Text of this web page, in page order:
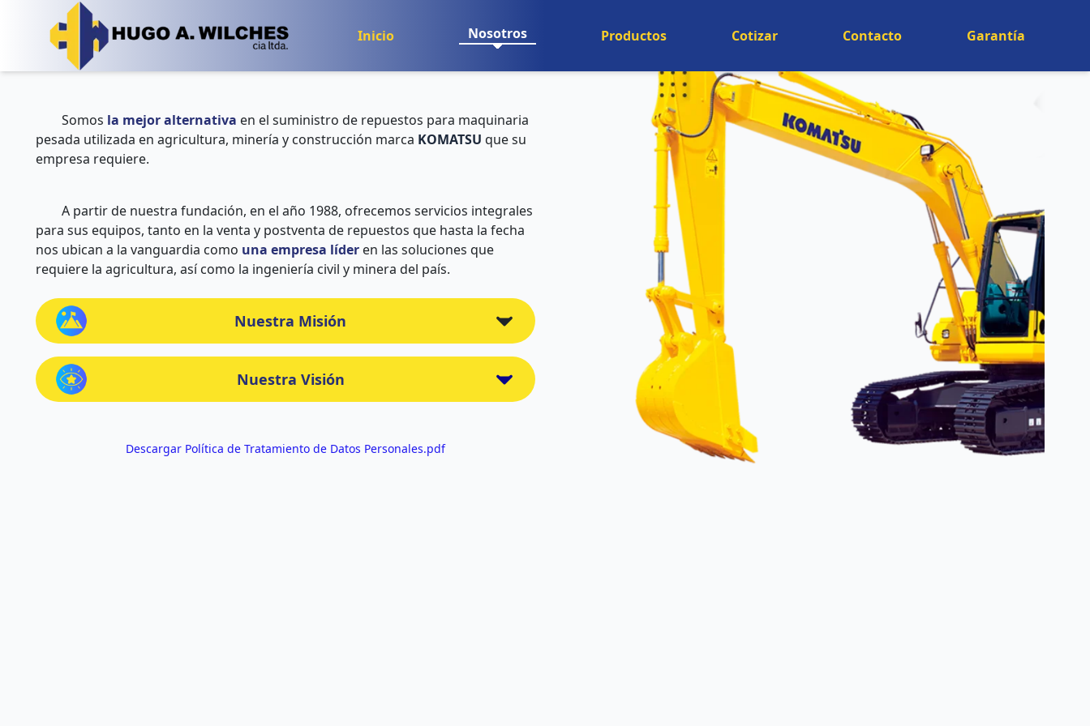
Inicio Nosotros Productos Cotizar Contacto Garantía
Somos la mejor alternativa en el suministro de repuestos para maquinaria
pesada utilizada en agricultura, minería y construcción marca KOMATSU que su
empresa requiere.
A partir de nuestra fundación, en el año 1988, ofrecemos servicios integrales
para sus equipos, tanto en la venta y postventa de repuestos que hasta la fecha
nos ubican a la vanguardia como una empresa líder en las soluciones que
requiere la agricultura, así como la ingeniería civil y minera del país.
Nuestra Misión
Nuestra Visión
Descargar Política de Tratamiento de Datos Personales.pdf